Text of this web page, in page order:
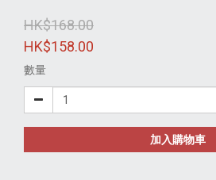
HK$168.00
HK$158.00
數量
加入購物車